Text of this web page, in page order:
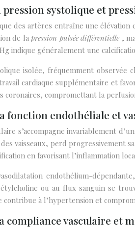
pression systolique et
des artères entraîne une élévation
de la pression pulsée différentielle ,
indique généralement une
isolée, fréquemment observée
cardiaque supplémentaire et
coronaires, compromettant la
fonction endothéliale et
s’accompagne invariablement
vaisseaux, perd progressivement
en favorisant l’inflammation
endothélium-
ou au flux sanguin se
à l’hypertension et
compliance vasculaire et